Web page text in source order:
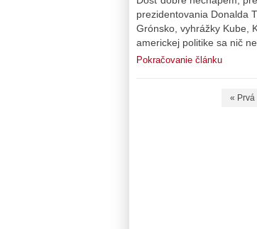
prezidentovania Donalda
Grónsko, vyhrážky Kube,
americkej politike sa nič
Pokračovanie článku
« Prvá